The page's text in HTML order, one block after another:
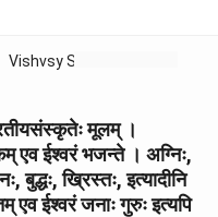
Vishvsy Srshta Iishv...
मूलम् ।
एव ईश्वरं भजन्ते । अग्निः,
बुद्धः, ख्रिस्तः, इत्यादीनि
एव ईश्वरं जनाः गुरुः इत्यपि